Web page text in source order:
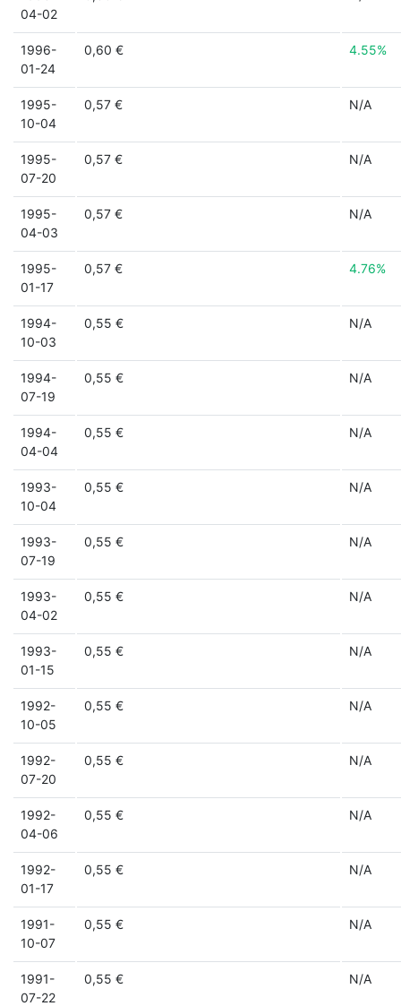
04-02
1996-
01-24
0,60 € 4.55%
1995-
10-04
0,57 € N/A
1995-
07-20
0,57 € N/A
1995-
04-03
0,57 € N/A
1995-
01-17
0,57 € 4.76%
1994-
10-03
0,55 € N/A
1994-
07-19
0,55 € N/A
1994-
04-04
0,55 € N/A
1993-
10-04
0,55 € N/A
1993-
07-19
0,55 € N/A
1993-
04-02
0,55 € N/A
1993-
01-15
0,55 € N/A
1992-
10-05
0,55 € N/A
1992-
07-20
0,55 € N/A
1992-
04-06
0,55 € N/A
1992-
01-17
0,55 € N/A
1991-
10-07
0,55 € N/A
1991-
07-22
0,55 € N/A